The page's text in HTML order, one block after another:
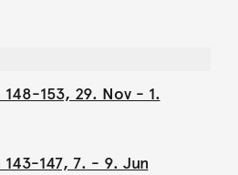
153, 29. Nov - 1.
147, 7. - 9. Jun